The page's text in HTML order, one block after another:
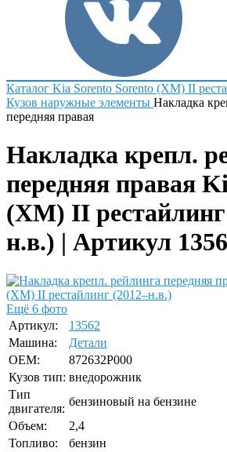
Каталог Kia Sorento Sorento (XM) II
Кузов наружные элементы Накладка
передняя правая
Накладка крепл.
передняя правая
(XM) II
н.в.) | Артикул
Ещё 6 фото
Артикул:
13562
Машина:
Детали
OEM:
872632P000
Кузов тип: внедорожник
Тип
двигателя:
бензиновый на бензине
Объем:
2,4
Топливо:
бензин